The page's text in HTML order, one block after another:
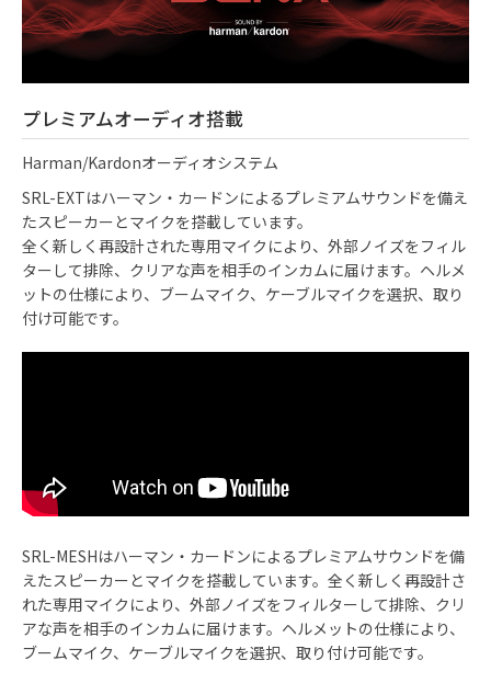
プレミアムオーディオ搭載
Harman/Kardonオーディオシステム
SRL-EXTはハーマン・カードンによるプレミアムサウンドを備え
たスピーカーとマイクを搭載しています。
全く新しく再設計された専用マイクにより、外部ノイズをフィル
ターして排除、クリアな声を相手のインカムに届けます。ヘルメ
ットの仕様により、ブームマイク、ケーブルマイクを選択、取り
付け可能です。
SRL-MESHはハーマン・カードンによるプレミアムサウンドを備
えたスピーカーとマイクを搭載しています。全く新しく再設計さ
れた専用マイクにより、外部ノイズをフィルターして排除、クリ
アな声を相手のインカムに届けます。ヘルメットの仕様により、
ブームマイク、ケーブルマイクを選択、取り付け可能です。